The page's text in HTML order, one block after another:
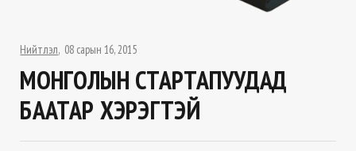
Нийтлэл 08 сарын 16, 2015
МОНГОЛЫН СТАРТАПУУДАД
БААТАР ХЭРЭГТЭЙ